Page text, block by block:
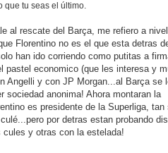
que tu seas el último.
al rescate del Barça, me refiero a nivel
Florentino no es el que esta detras
han ido corriendo como putitas a
pastel economico (que les interesa y
Angelli y con JP Morgan...al Barça se
sociedad anonima! Ahora montaran la
es presidente de la Superliga, tan
por detras estan probando
y otras con la estelada!